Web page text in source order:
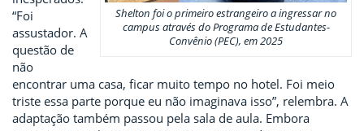
Shelton foi o primeiro estrangeiro a ingressar no
campus através do Programa de Estudantes-
Convênio (PEC), em 2025
“Foi
assustador. A
questão de
não
encontrar uma casa, ficar muito tempo no hotel. Foi meio
triste essa parte porque eu não imaginava isso”, relembra. A
adaptação também passou pela sala de aula. Embora